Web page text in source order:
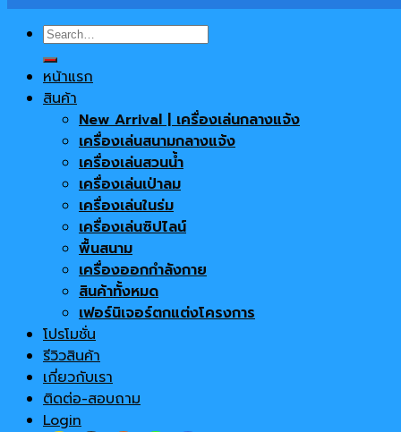
Search
for:
หน้าแรก
สินค้า
New Arrival | เครื่องเล่นกลางแจ้ง
เครื่องเล่นสนามกลางแจ้ง
เครื่องเล่นสวนน้ำ
เครื่องเล่นเป่าลม
เครื่องเล่นในร่ม
เครื่องเล่นซิปไลน์
พื้นสนาม
เครื่องออกกำลังกาย
สินค้าทั้งหมด
เฟอร์นิเจอร์ตกแต่งโครงการ
โปรโมชั่น
รีวิวสินค้า
เกี่ยวกับเรา
ติดต่อ-สอบถาม
Login